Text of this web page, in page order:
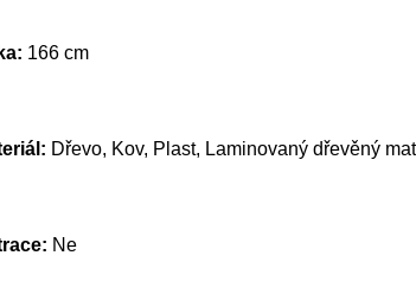
166 cm
Dřevo, Kov, Plast, Laminovaný dřevěný
Ne